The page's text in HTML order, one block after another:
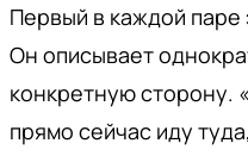
Первый в каждой паре
Он описывает
конкретную сторону.
прямо сейчас иду